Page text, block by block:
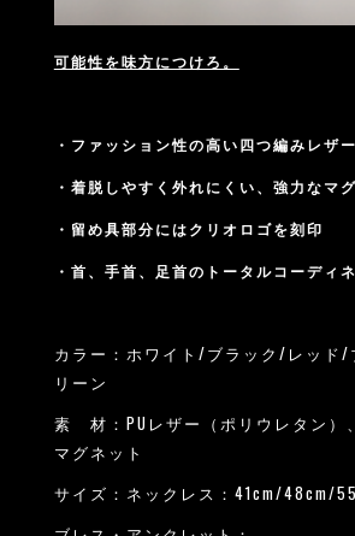
可能性を味方につけろ。
・ファッション性の高い四つ編みレザ
・着脱しやすく外れにくい、強力なマ
・留め具部分にはクリオロゴを刻印
・首、手首、足首のトータルコーディ
カラー：ホワイト/ブラック/レッド
リーン
素 材：PUレザー（ポリウレタン）
マグネット
サイズ：ネックレス：41cm/48cm/